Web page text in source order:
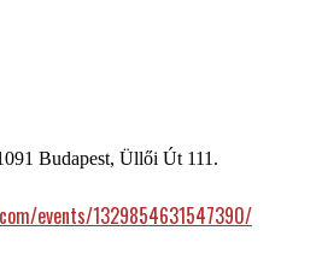
Budapest, Üllői Út 111.
events/1329854631547390/